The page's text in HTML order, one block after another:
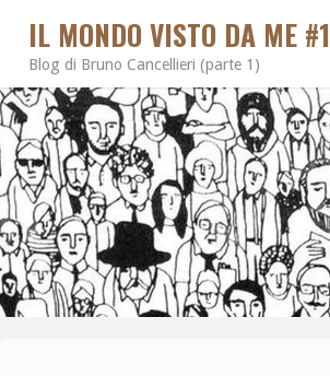
IL MONDO VISTO DA ME #1
Blog di Bruno Cancellieri (parte 1)